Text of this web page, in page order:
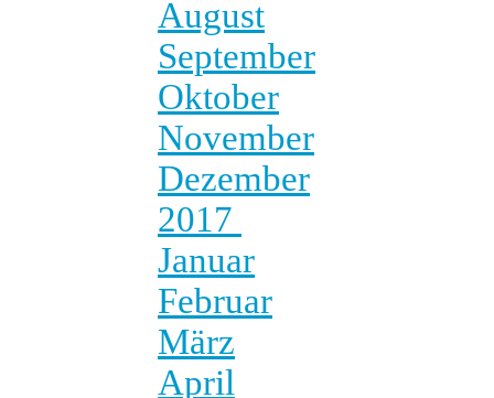
August
September
Oktober
November
Dezember
2017
Januar
Februar
März
April